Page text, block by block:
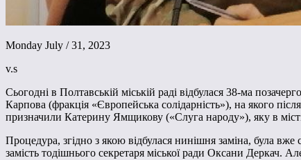
Monday July / 31, 2023
v.s
Сьогодні в Полтавській міській раді відбулася 38-ма
Карпова (фракція «Європейська солідарність»), на якого
призначили Катерину Ямщикову («Слуга народу»), яку в
Процедура, згідно з якою відбулася нинішня заміна, була
замість тодішнього секретаря міської ради Оксани Деркач.